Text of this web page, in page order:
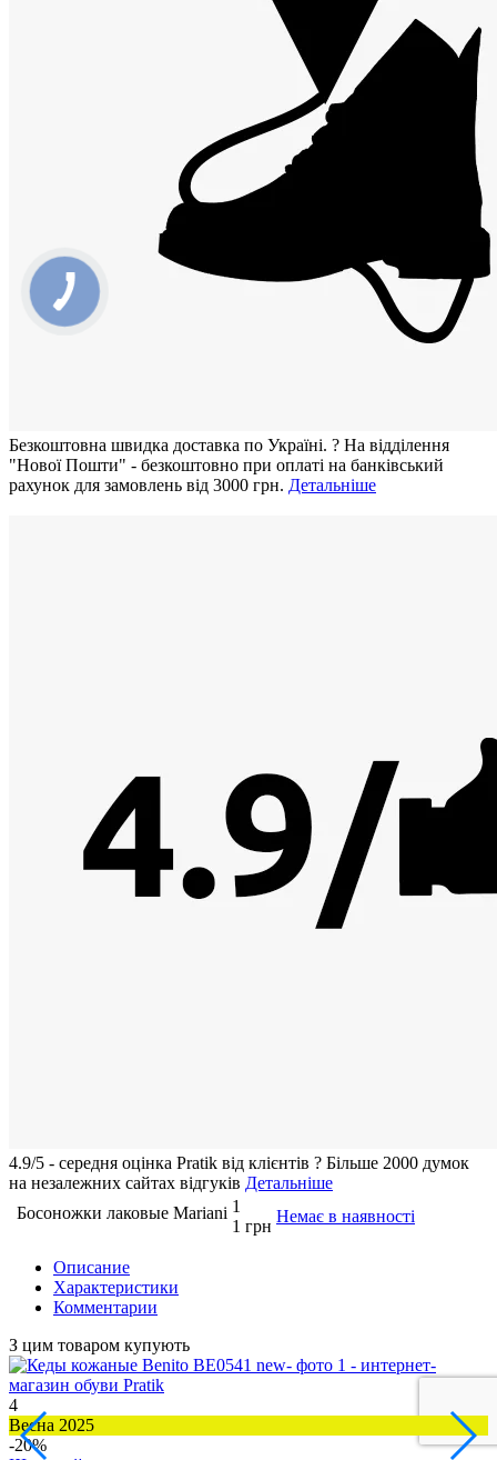
Безкоштовна швидка доставка по Україні. ? На відділення
"Нової Пошти" - безкоштовно при оплаті на банківський
рахунок для замовлень від 3000 грн. Детальніше
4.9/5 - середня оцiнка Pratik вiд клієнтів ? Більше 2000 думок
на незалежних сайтах відгуків Детальніше
Босоножки лаковые Mariani 1
1 грн
Немає в наявності
Описание
Характеристики
Комментарии
З цим товаром купують
4
Весна 2025
-20%
-